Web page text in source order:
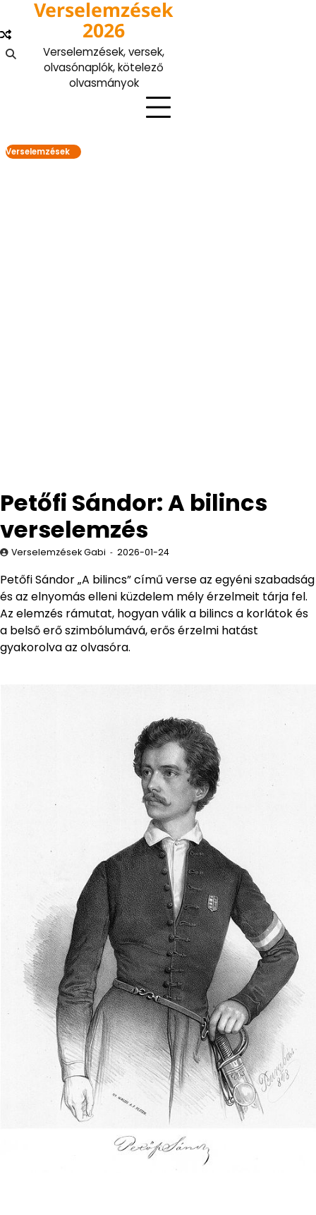
content
Verselemzések
2026
Verselemzések, versek,
olvasónaplók, kötelező
olvasmányok
Verselemzések
Petőfi Sándor: A bilincs
verselemzés
Verselemzések Gabi 2026-01-24
Petőfi Sándor „A bilincs” című verse az egyéni szabadság
és az elnyomás elleni küzdelem mély érzelmeit tárja fel.
Az elemzés rámutat, hogyan válik a bilincs a korlátok és
a belső erő szimbólumává, erős érzelmi hatást
gyakorolva az olvasóra.